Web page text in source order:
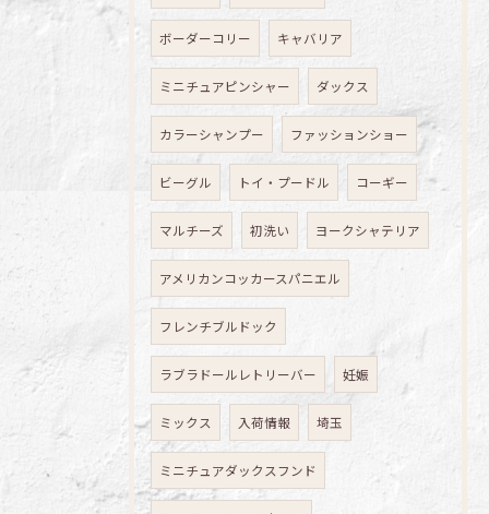
ボーダーコリー キャバリア
ミニチュアピンシャー ダックス
カラーシャンプー ファッションショー
ビーグル トイ・プードル コーギー
マルチーズ 初洗い ヨークシャテリア
アメリカンコッカースパニエル
フレンチブルドック
ラブラドールレトリーバー 妊娠
ミックス 入荷情報 埼玉
ミニチュアダックスフンド